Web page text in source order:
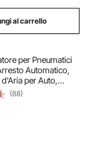
al carrello
per Pneumatici
Automatico,
per Auto,
Fuoristrada da 12 V
LCD e
SUV,
(88)